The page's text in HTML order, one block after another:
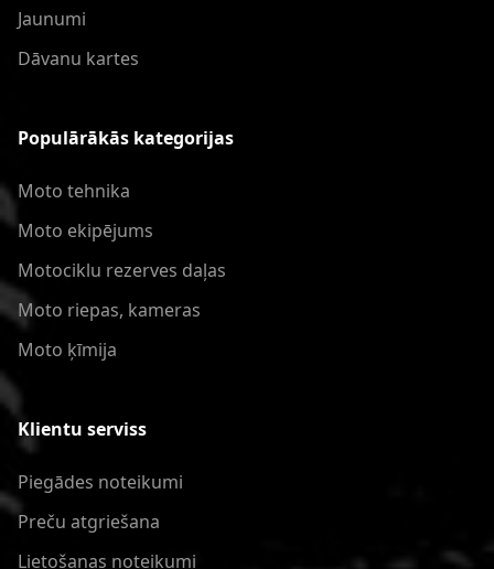
Jaunumi
Dāvanu kartes
Populārākās kategorijas
Moto tehnika
Moto ekipējums
Motociklu rezerves daļas
Moto riepas, kameras
Moto ķīmija
Klientu serviss
Piegādes noteikumi
Preču atgriešana
Lietošanas noteikumi